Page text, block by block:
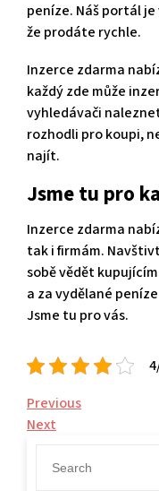
peníze. Náš portál
že prodáte rychle.
Inzerce zdarma
každý zde může
vyhledávači
rozhodli pro koupi,
najít.
Jsme tu pro
Inzerce zdarma
tak i firmám.
sobě vědět
a za vydělané
Jsme tu pro vás.
Navigace
pro
příspěvek
Previous
Post
Previous
Next
Post
Next